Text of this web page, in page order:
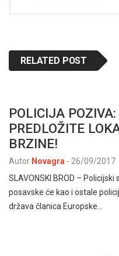
RELATED POST
POLICIJA
PREDLOŽITE
BRZINE!
Autor Novagra - 26/09/2017
SLAVONSKI BROD –
posavske će kao i ostale
država članica Europske…